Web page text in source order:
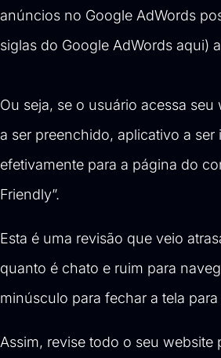
anúncios no Google AdWords
siglas do Google AdWords aqui)
Ou seja, se o usuário acessa
a ser preenchido, aplicativo a
efetivamente para a página do
Friendly”.
Esta é uma revisão que veio
quanto é chato e ruim para
minúsculo para fechar a tela
Assim, revise todo o seu